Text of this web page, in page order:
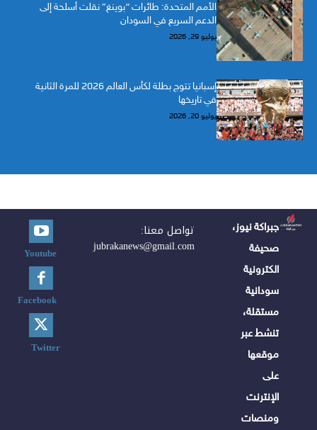
الأمم المتحدة: طائرات “بوينغ” نقلت أسلحة إلى
الدعم السريع في السودان
يوليو 29, 2026
إسبانيا تتوج بطلة لكأس العالم 2026 للمرة الثانية
في تاريخها
يوليو 20, 2026
جبراكة نيوز،
صحيفة
الكترونية
سودانية
مستقلة،
تنشط عبر
موقعها
على
الإنترنت
ومنصات
تواصل معنا:
jubrakanews@gmail.com
Youtube
Facebook
Twitter